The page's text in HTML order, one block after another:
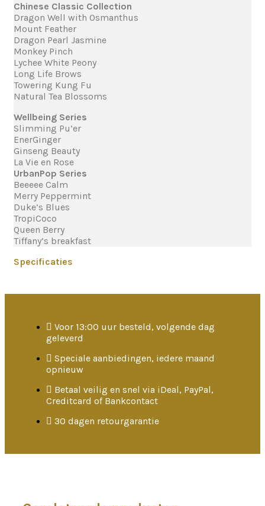
Chinese Classic Collection
Dragon Well with Osmanthus
Mount Feather
Dragon Pearl Jasmine
Monkey Pinch
Lychee White Peony
Long Life Brows
Towering Kung Fu
Natural Tea Blossoms
Wellbeing Series
Slimming Pu’er
EnerGinger
Ginseng Beauty
La Vie en Rose
UrbanPop Series
Beeeee Calm
Merry Peppermint
Duke’s Blues
TropiCoco
Queen Berry
Tiffany’s breakfast
Specificaties
Voor 13:00 uur besteld, volgende dag
geleverd
Speciale aanbiedingen, iedere maand
opnieuw
Betaal veilig en snel via iDeal, PayPal,
Creditcard of Bankcontact
30 dagen retourgarantie